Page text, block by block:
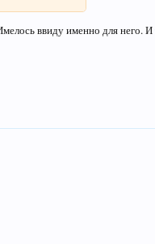
ввиду именно для него.